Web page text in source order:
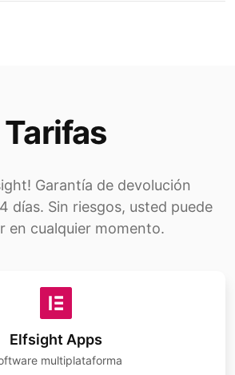
Tarifas
Garantía de devolución
días. Sin riesgos, usted puede
en cualquier momento.
Elfsight Apps
multiplataforma